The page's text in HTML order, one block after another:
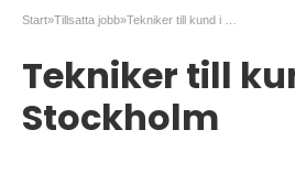
Start»Tillsatta jobb»
Tekniker till
Stockholm